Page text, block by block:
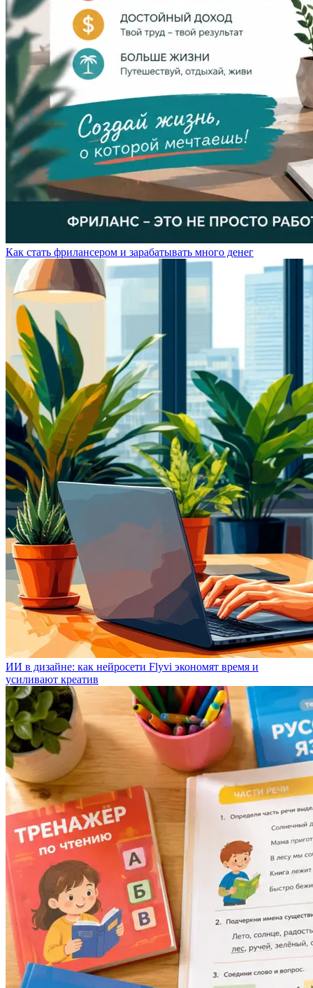
Как стать фрилансером и зарабатывать много денег
ИИ в дизайне: как нейросети Flyvi экономят время и
усиливают креатив